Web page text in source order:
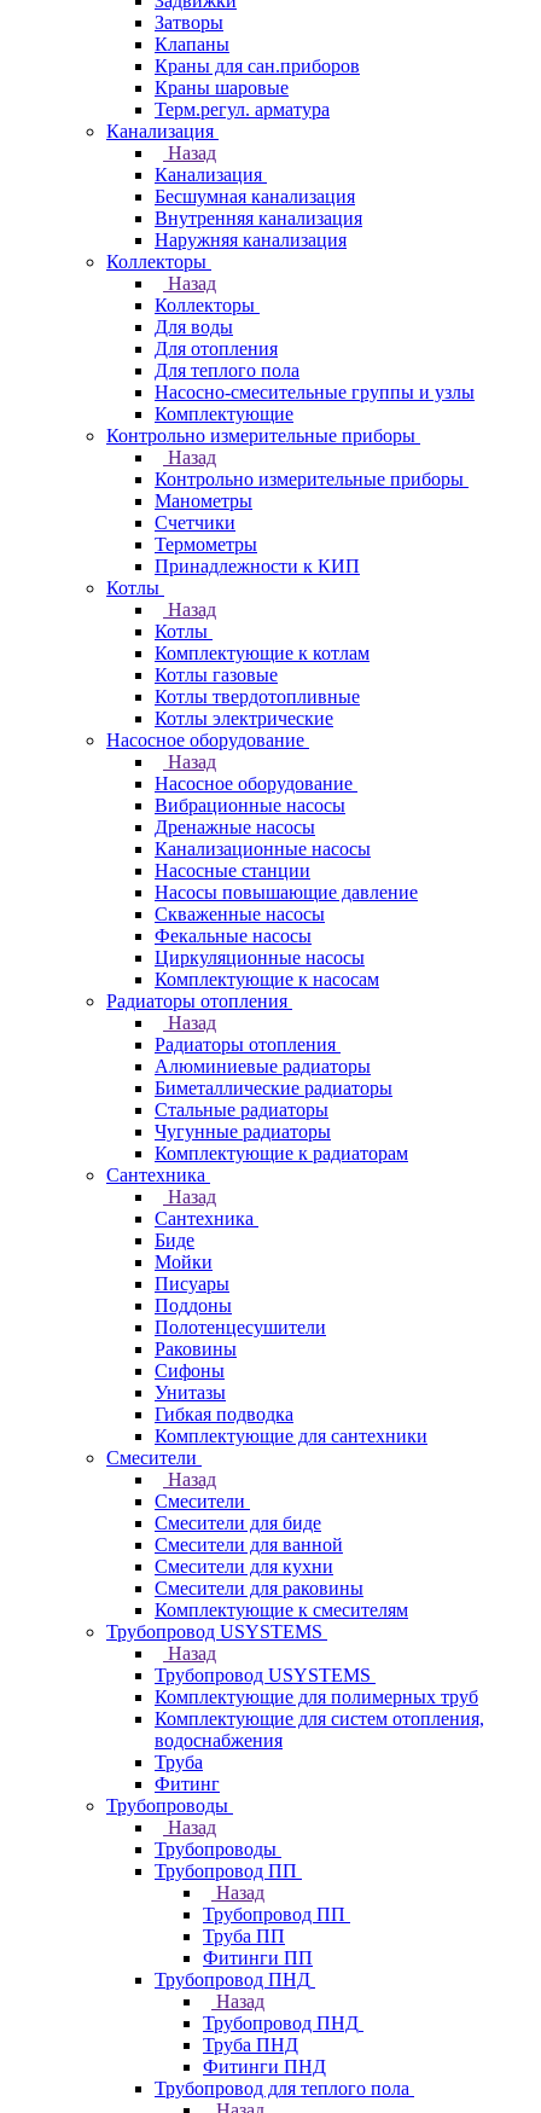
Затворы
Клапаны
Краны для сан.приборов
Краны шаровые
Терм.регул. арматура
Канализация
Назад
Канализация
Бесшумная канализация
Внутренняя канализация
Наружняя канализация
Коллекторы
Назад
Коллекторы
Для воды
Для отопления
Для теплого пола
Насосно-смесительные группы и узлы
Комплектующие
Контрольно измерительные приборы
Назад
Контрольно измерительные приборы
Манометры
Счетчики
Термометры
Принадлежности к КИП
Котлы
Назад
Котлы
Комплектующие к котлам
Котлы газовые
Котлы твердотопливные
Котлы электрические
Насосное оборудование
Назад
Насосное оборудование
Вибрационные насосы
Дренажные насосы
Канализационные насосы
Насосные станции
Насосы повышающие давление
Скваженные насосы
Фекальные насосы
Циркуляционные насосы
Комплектующие к насосам
Радиаторы отопления
Назад
Радиаторы отопления
Алюминиевые радиаторы
Биметаллические радиаторы
Стальные радиаторы
Чугунные радиаторы
Комплектующие к радиаторам
Сантехника
Назад
Сантехника
Биде
Мойки
Писуары
Поддоны
Полотенцесушители
Раковины
Сифоны
Унитазы
Гибкая подводка
Комплектующие для сантехники
Смесители
Назад
Смесители
Смесители для биде
Смесители для ванной
Смесители для кухни
Смесители для раковины
Комплектующие к смесителям
Трубопровод USYSTEMS
Назад
Трубопровод USYSTEMS
Комплектующие для полимерных труб
Комплектующие для систем отопления,
водоснабжения
Труба
Фитинг
Трубопроводы
Назад
Трубопроводы
Трубопровод ПП
Назад
Трубопровод ПП
Труба ПП
Фитинги ПП
Трубопровод ПНД
Назад
Трубопровод ПНД
Труба ПНД
Фитинги ПНД
Трубопровод для теплого пола